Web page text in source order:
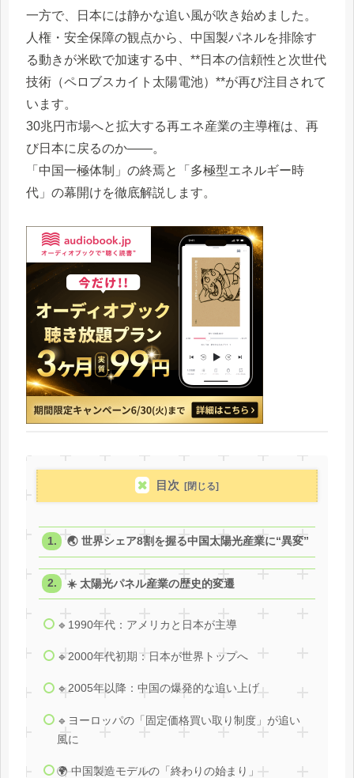
一方で、日本には静かな追い風が吹き始めました。
人権・安全保障の観点から、中国製パネルを排除す
る動きが米欧で加速する中、**日本の信頼性と次世代
技術（ペロブスカイト太陽電池）**が再び注目されて
います。
30兆円市場へと拡大する再エネ産業の主導権は、再
び日本に戻るのか――。
「中国一極体制」の終焉と「多極型エネルギー時
代」の幕開けを徹底解説します。
目次
🌏 世界シェア8割を握る中国太陽光産業に“異変”
☀️ 太陽光パネル産業の歴史的変遷
🔹1990年代：アメリカと日本が主導
🔹2000年代初期：日本が世界トップへ
🔹2005年以降：中国の爆発的な追い上げ
🔹ヨーロッパの「固定価格買い取り制度」が追い
風に
🌍 中国製造モデルの「終わりの始まり」